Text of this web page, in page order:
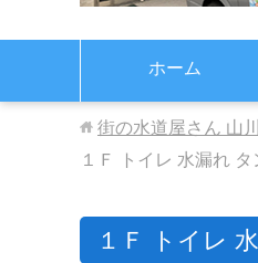
ホーム
街の水道屋さん 山
１Ｆ トイレ 水漏れ
１Ｆ トイレ